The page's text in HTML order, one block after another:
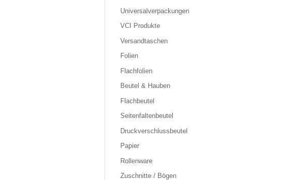
Universalverpackungen
VCI Produkte
Versandtaschen
Folien
Flachfolien
Beutel & Hauben
Flachbeutel
Seitenfaltenbeutel
Druckverschlussbeutel
Papier
Rollenware
Zuschnitte / Bögen